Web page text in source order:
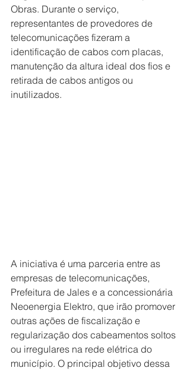
Obras. Durante o serviço,
representantes de provedores de
telecomunicações fizeram a
identificação de cabos com placas,
manutenção da altura ideal dos fios e
retirada de cabos antigos ou
inutilizados.
A iniciativa é uma parceria entre as
empresas de telecomunicações,
Prefeitura de Jales e a concessionária
Neoenergia Elektro, que irão promover
outras ações de fiscalização e
regularização dos cabeamentos soltos
ou irregulares na rede elétrica do
município. O principal objetivo dessa